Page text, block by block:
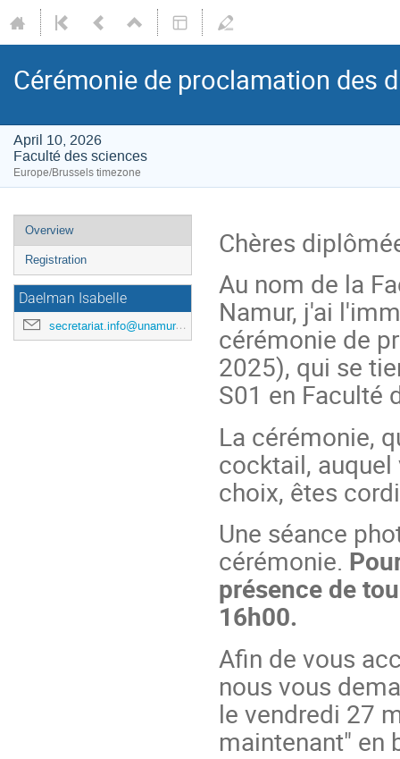
Cérémonie de proclamation des
April 10, 2026
Faculté des sciences
Europe/Brussels timezone
Event
menu
Overview
Registration
Daelman Isabelle
secretariat.info@unamur.be
Chères
Au nom de la
Namur, j'ai
cérémonie de
2025), qui se
S01 en Faculté
La cérémonie,
cocktail,
choix, êtes
Une séance
cérémonie.
présence de
16h00.
Afin de vous
nous vous
le vendredi 27
maintenant" en